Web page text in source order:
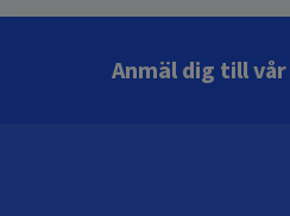
Anmäl dig till